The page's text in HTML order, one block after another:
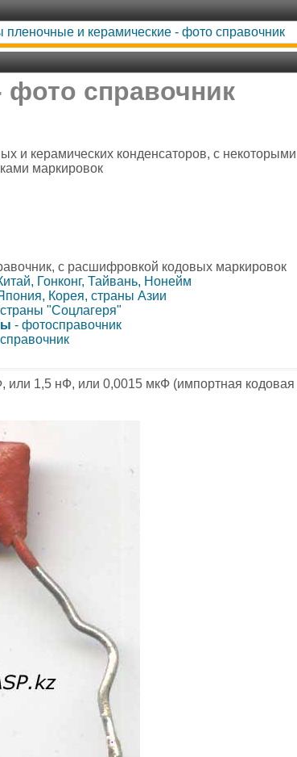
пленочные и керамические - фото справочник
справочник
и керамических конденсаторов, с
маркировок
с расшифровкой кодовых маркировок
Гонконг, Тайвань, Нонейм
Корея, страны Азии
"Соцлагеря"
- фотосправочник
или 1,5 нФ, или 0,0015 мкФ (импортная